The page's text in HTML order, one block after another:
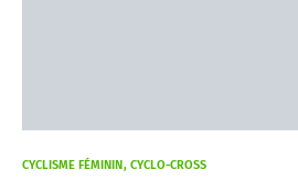
CYCLISME FÉMININ CYCLO-CROSS